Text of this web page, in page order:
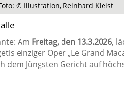
© Illustration, Reinhard Kleist
Am Freitag, den 13.3.2026,
einziger Oper „Le Grand
dem Jüngsten Gericht auf